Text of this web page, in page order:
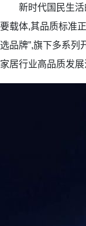
新时代国民生活的
要载体,其品质标准
选品牌”,旗下多系列
家居行业高品质发展